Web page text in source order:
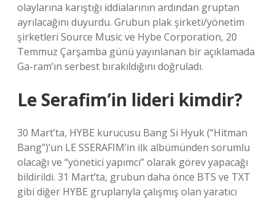
olaylarına karıştığı iddialarının ardından gruptan
ayrılacağını duyurdu. Grubun plak şirketi/yönetim
şirketleri Source Music ve Hybe Corporation, 20
Temmuz Çarşamba günü yayınlanan bir açıklamada
Ga-ram’ın serbest bırakıldığını doğruladı.
Le Serafim’in lideri kimdir?
30 Mart’ta, HYBE kurucusu Bang Si Hyuk (“Hitman
Bang”)’un LE SSERAFIM’in ilk albümünden sorumlu
olacağı ve “yönetici yapımcı” olarak görev yapacağı
bildirildi. 31 Mart’ta, grubun daha önce BTS ve TXT
gibi diğer HYBE gruplarıyla çalışmış olan yaratıcı